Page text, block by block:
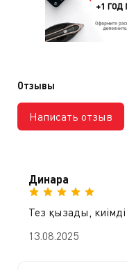
Отзывы
Написать отзыв
Динара
Тез қызады,
13.08.2025